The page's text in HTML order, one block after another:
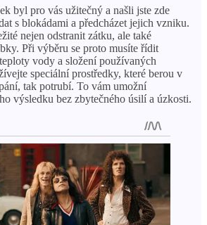
byl pro vás užitečný a našli jste zde
s blokádami a předcházet jejich vzniku.
nejen odstranit zátku, ale také
Při výběru se proto musíte řídit
vody a složení používaných
speciální prostředky, které berou v
tak potrubí. To vám umožní
výsledku bez zbytečného úsilí a úzkosti.